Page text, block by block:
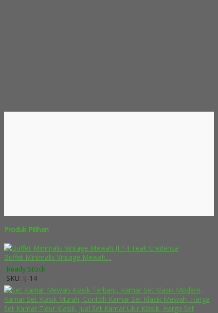
Produk Pilihan
Buffet Minimalis Vintage Mewah....
Ready Stock
SKU: IJ-14